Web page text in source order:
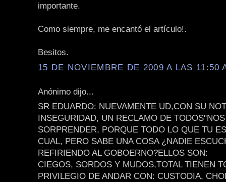
importante.
Como siempre, me encantó el artículo!.
Besitos.
15 DE NOVIEMBRE DE 2009 A LAS 11:50
Anónimo dijo...
SR EDUARDO: NUEVAMENTE UD,CON SU
INSEGURIDAD, UN RECLAMO DE
SORPRENDER, PORQUE TODO LO QUE TU
CUAL, PERO SABE UNA COSA ¿NADIE
REFIRIENDO AL GOBOERNO?ELLOS SON:
CIEGOS, SORDOS Y MUDOS,TOTAL TIENEN
PRIVILEGIO DE ANDAR CON: CUSTODIA,